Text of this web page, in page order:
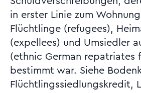
in erster Linie zum
Flüchtlinge (refugees),
(expellees) und Umsiedler
(ethnic German repatriates
bestimmt war. Siehe
Flüchtlingssiedlungskredit,